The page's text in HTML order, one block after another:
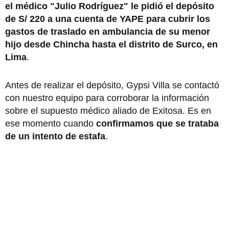
el médico "Julio Rodríguez" le pidió el depósito
de S/ 220 a una cuenta de YAPE para cubrir los
gastos de traslado en ambulancia de su menor
hijo desde Chincha hasta el distrito de Surco, en
Lima.
Antes de realizar el depósito, Gypsi Villa se contactó
con nuestro equipo para corroborar la información
sobre el supuesto médico aliado de Exitosa. Es en
ese momento cuando confirmamos que se trataba
de un intento de estafa.